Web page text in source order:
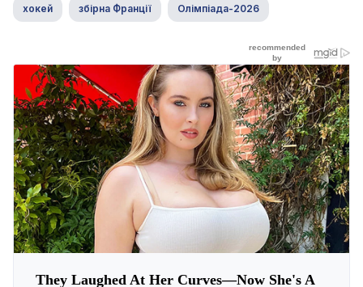
хокей збірна Франції Олімпіада-2026